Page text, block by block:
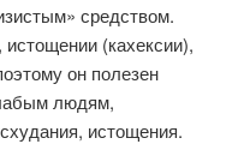
средством.
истощении (кахексии),
он полезен
людям,
истощения.